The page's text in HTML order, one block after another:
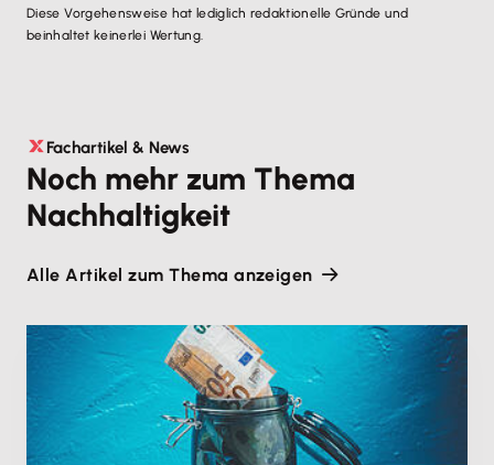
Diese Vorgehensweise hat lediglich redaktionelle Gründe und
beinhaltet keinerlei Wertung.
Fachartikel & News
Noch mehr zum Thema
Nachhaltigkeit
Alle Artikel zum Thema anzeigen